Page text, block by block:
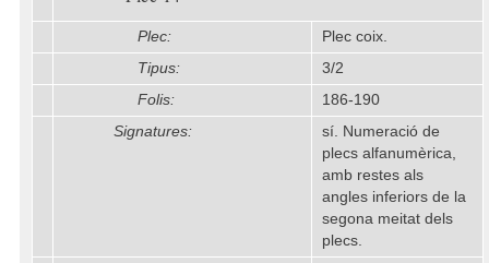
Plec:
Plec coix.
Tipus:
3/2
Folis:
186-190
Signatures:
sí. Numeració de
plecs alfanumèrica,
amb restes als
angles inferiors de la
segona meitat dels
plecs.